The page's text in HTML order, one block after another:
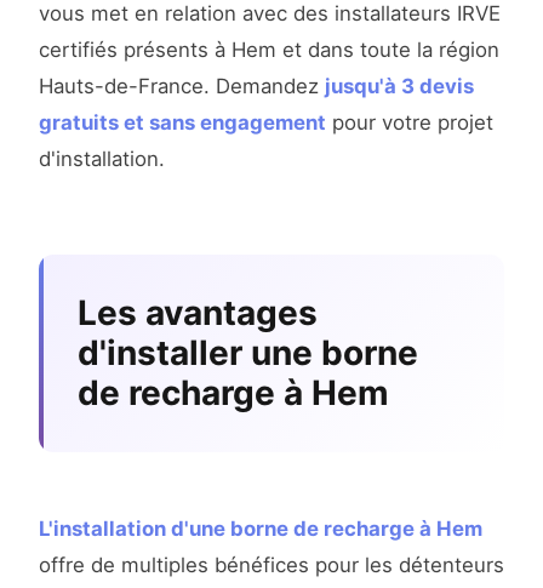
vous met en relation avec des installateurs IRVE
certifiés présents à Hem et dans toute la région
Hauts-de-France. Demandez jusqu'à 3 devis
gratuits et sans engagement pour votre projet
d'installation.
Les avantages
d'installer une borne
de recharge à Hem
L'installation d'une borne de recharge à Hem
offre de multiples bénéfices pour les détenteurs